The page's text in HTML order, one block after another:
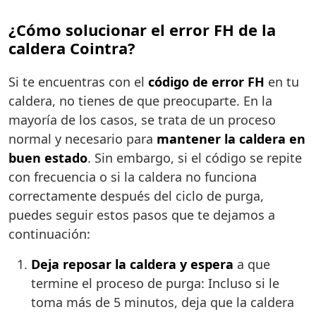
¿Cómo solucionar el error FH de la
caldera Cointra?
Si te encuentras con el código de error FH en tu
caldera, no tienes de que preocuparte. En la
mayoría de los casos, se trata de un proceso
normal y necesario para mantener la caldera en
buen estado. Sin embargo, si el código se repite
con frecuencia o si la caldera no funciona
correctamente después del ciclo de purga,
puedes seguir estos pasos que te dejamos a
continuación:
Deja reposar la caldera y espera a que
termine el proceso de purga: Incluso si le
toma más de 5 minutos, deja que la caldera